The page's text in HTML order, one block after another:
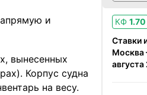
и
вынесенных
Корпус судна
на весу.
КФ 1.70
Ставки
Москва